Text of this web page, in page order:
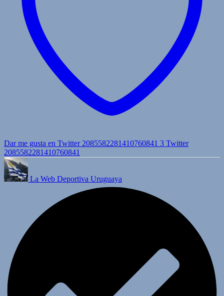
Dar me gusta en Twitter 2085582281410760841 3 Twitter
2085582281410760841
La Web Deportiva Uruguaya